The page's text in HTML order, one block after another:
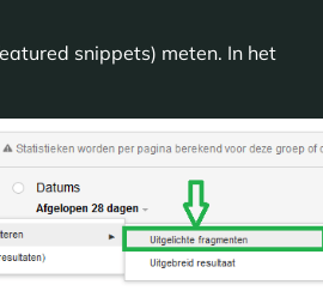
snippets) meten. In het